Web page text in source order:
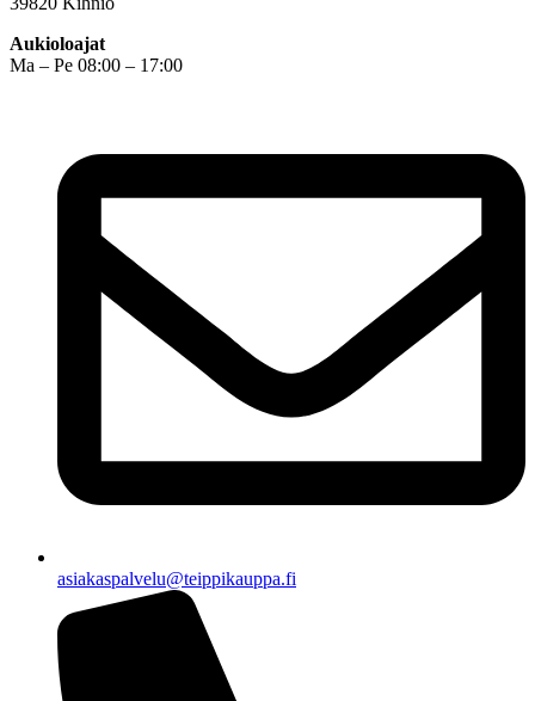
Aukioloajat
Ma – Pe 08:00 – 17:00
asiakaspalvelu@teippikauppa.fi